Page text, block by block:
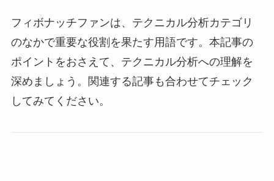
フィボナッチファンは、テクニカル分析カテゴリ
のなかで重要な役割を果たす用語です。本記事の
ポイントをおさえて、テクニカル分析への理解を
深めましょう。関連する記事も合わせてチェック
してみてください。